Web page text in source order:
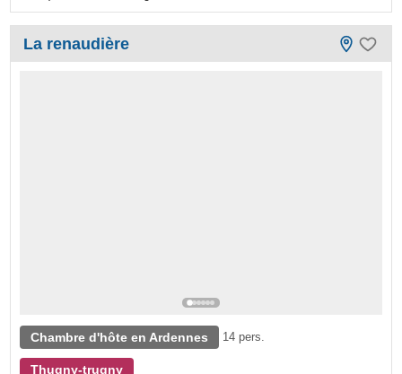
La renaudière
Chambre d'hôte en Ardennes 14 pers.
Thugny-trugny